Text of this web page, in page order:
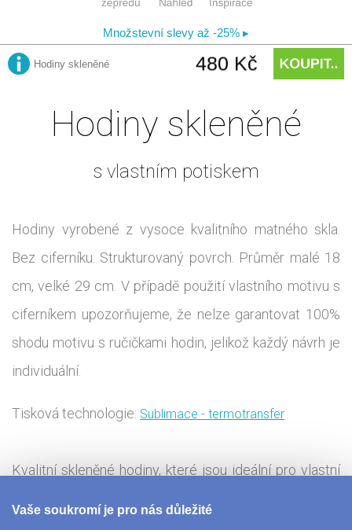
Hodiny skleněné
s vlastním potiskem
Hodiny vyrobené z vysoce kvalitního matného skla.
Bez ciferníku. Strukturovaný povrch. Průměr malé 18
cm, velké 29 cm. V případě použití vlastního motivu s
ciferníkem upozorňujeme, že nelze garantovat 100%
shodu motivu s ručičkami hodin, jelikož každý návrh je
individuální.
Tisková technologie: Sublimace - termotransfer
Kvalitní skleněné hodiny, které jsou ideální pro vlastní
Vaše soukromí je pro nás důležité